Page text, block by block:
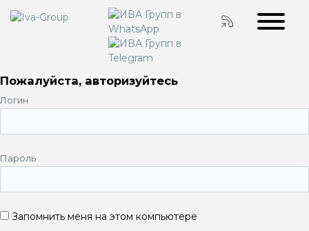
Пожалуйста, авторизуйтесь
Логин
Пароль
Запомнить меня на этом компьютере